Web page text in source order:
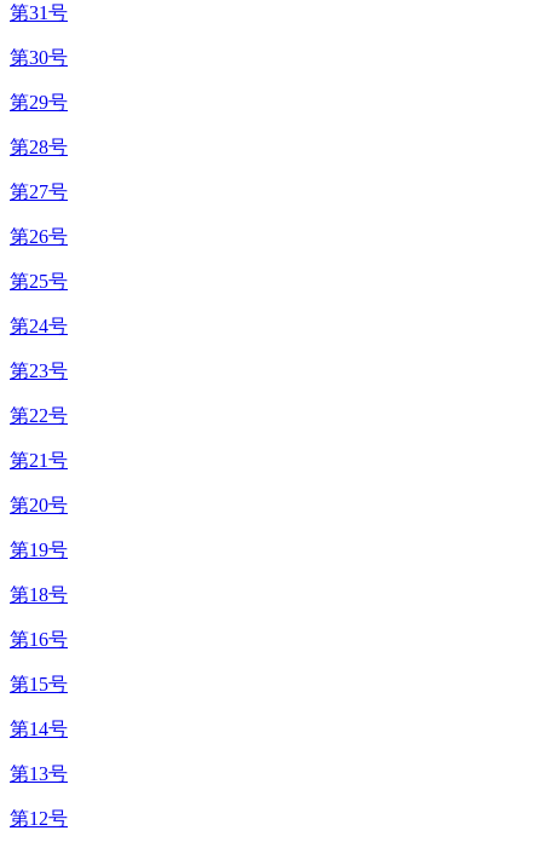
第31号
第30号
第29号
第28号
第27号
第26号
第25号
第24号
第23号
第22号
第21号
第20号
第19号
第18号
第16号
第15号
第14号
第13号
第12号